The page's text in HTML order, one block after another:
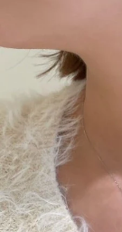
カテゴリー
素材
カラー